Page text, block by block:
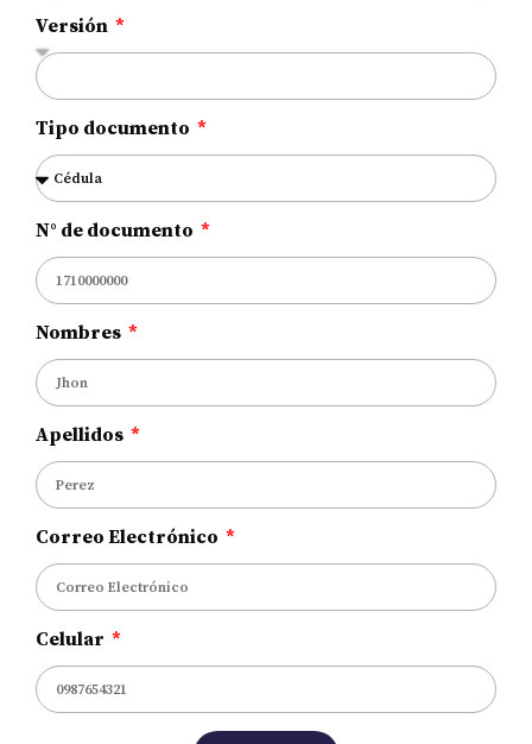
Versión
Tipo documento
N° de documento
Nombres
Apellidos
Correo Electrónico
Celular